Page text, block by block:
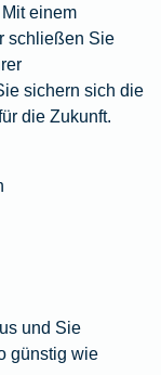
einem
schließen Sie
sichern sich die
die Zukunft.
und Sie
günstig wie